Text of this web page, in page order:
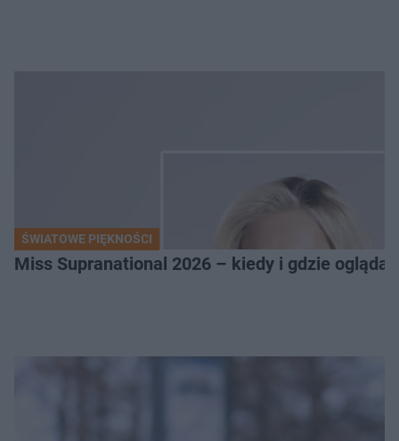
ŚWIATOWE PIĘKNOŚCI
Miss Supranational 2026 – kiedy i gdzie